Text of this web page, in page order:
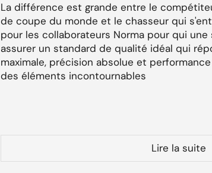
La différence est grande entre le
de coupe du monde et le chasseur qui
pour les collaborateurs Norma pour qui
assurer un standard de qualité idéal qui
maximale, précision absolue et
des éléments incontournables
Lire la suite